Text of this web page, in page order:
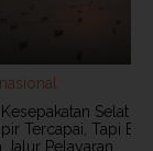
Kesepakatan Selat
Tercapai, Tapi
Jalur Pelayaran